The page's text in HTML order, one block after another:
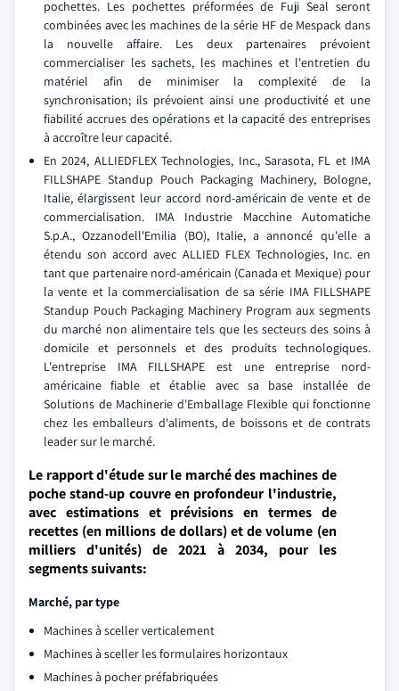
pochettes. Les pochettes préformées de Fuji Seal seront
combinées avec les machines de la série HF de Mespack dans
la nouvelle affaire. Les deux partenaires prévoient
commercialiser les sachets, les machines et l'entretien du
matériel afin de minimiser la complexité de la
synchronisation; ils prévoient ainsi une productivité et une
fiabilité accrues des opérations et la capacité des entreprises
à accroître leur capacité.
En 2024, ALLIEDFLEX Technologies, Inc., Sarasota, FL et IMA
FILLSHAPE Standup Pouch Packaging Machinery, Bologne,
Italie, élargissent leur accord nord-américain de vente et de
commercialisation. IMA Industrie Macchine Automatiche
S.p.A., Ozzanodell'Emilia (BO), Italie, a annoncé qu'elle a
étendu son accord avec ALLIED FLEX Technologies, Inc. en
tant que partenaire nord-américain (Canada et Mexique) pour
la vente et la commercialisation de sa série IMA FILLSHAPE
Standup Pouch Packaging Machinery Program aux segments
du marché non alimentaire tels que les secteurs des soins à
domicile et personnels et des produits technologiques.
L'entreprise IMA FILLSHAPE est une entreprise nord-
américaine fiable et établie avec sa base installée de
Solutions de Machinerie d'Emballage Flexible qui fonctionne
chez les emballeurs d'aliments, de boissons et de contrats
leader sur le marché.
Le rapport d'étude sur le marché des machines de
poche stand-up couvre en profondeur l'industrie,
avec estimations et prévisions en termes de
recettes (en millions de dollars) et de volume (en
milliers d'unités) de 2021 à 2034, pour les
segments suivants:
Marché, par type
Machines à sceller verticalement
Machines à sceller les formulaires horizontaux
Machines à pocher préfabriquées